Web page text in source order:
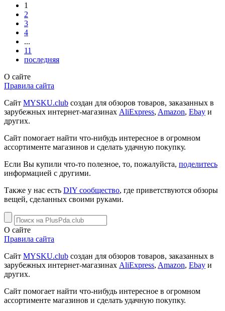
1
2
3
4
...
11
последняя
О сайте
Правила сайта
Сайт MYSKU.club cоздан для обзоров товаров, заказанных в
зарубежных интернет-магазинах AliExpress, Amazon, Ebay и
других.
Сайт помогает найти что-нибудь интересное в огромном
ассортименте магазинов и сделать удачную покупку.
Если Вы купили что-то полезное, то, пожалуйста, поделитесь
информацией с другими.
Также у нас есть DIY сообщество, где приветствуются обзоры
вещей, сделанных своими руками.
О сайте
Правила сайта
Сайт MYSKU.club cоздан для обзоров товаров, заказанных в
зарубежных интернет-магазинах AliExpress, Amazon, Ebay и
других.
Сайт помогает найти что-нибудь интересное в огромном
ассортименте магазинов и сделать удачную покупку.